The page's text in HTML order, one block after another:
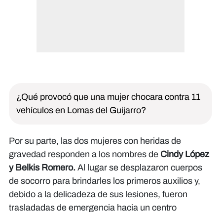
¿Qué provocó que una mujer chocara contra 11
vehículos en Lomas del Guijarro?
Por su parte, las dos mujeres con heridas de
gravedad responden a los nombres de Cindy López
y Belkis Romero. Al lugar se desplazaron cuerpos
de socorro para brindarles los primeros auxilios y,
debido a la delicadeza de sus lesiones, fueron
trasladadas de emergencia hacia un centro